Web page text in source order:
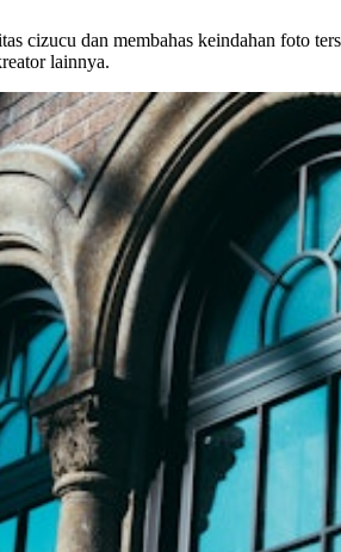
cizucu dan membahas keindahan foto
lainnya.